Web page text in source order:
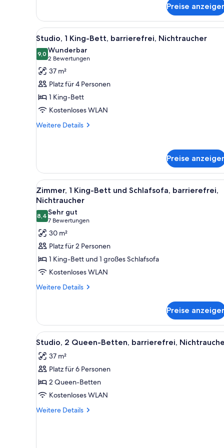
Betten,
Nichtraucher,
Kühlschrank
Preise
Alle
Fotos
für
Studio,
1 King-
Bett,
barrierefrei,
Nichtraucher
anzeigen
Ein Hotelzimmer mit Bett,
6
Studio, 1 King-Bett, barrierefrei, Nichtraucher
9,09,0 von 10
Wunderbar
2 Bewertungen
(2
Bewertungen)
37 m²
Platz für 4 Personen
1 King-Bett
Kostenloses WLAN
Weitere Details
Weitere
Bett,
barrierefrei,
Nichtraucher
Preise
Alle
Fotos
für
Zimmer,
1 King-
Bett
und
Schlafsofa,
barrierefrei,
Nichtraucher
Ein Hotelzimmer mit
6
Zimmer, 1 King-Bett und Schlafsofa, barrierefrei,
Nichtraucher
8,48,4 von 10
Sehr gut
7 Bewertungen
(7
Bewertungen)
30 m²
Platz für 2 Personen
1 King-Bett und 1 großes Schlafsofa
Kostenloses WLAN
Weitere Details
Weitere
1 King-
Bett
und
barrierefrei,
Nichtraucher
Preise
Alle
Fotos
für
Studio,
2 Queen-
Betten,
barrierefrei,
Ein Hotelzimmer mit Bett,
5
Studio, 2 Queen-Betten, barrierefrei,
37 m²
Platz für 6 Personen
2 Queen-Betten
Kostenloses WLAN
Weitere Details
Weitere